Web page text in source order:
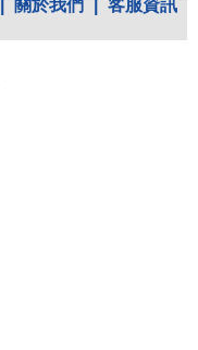
關於我們
客服資訊